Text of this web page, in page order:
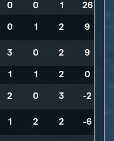
0 0 1 26
0 1 2 9
3 0 2 9
1 1 2 0
2 0 3 -2
1 2 2 -6